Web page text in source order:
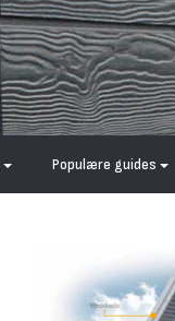
Populære guides